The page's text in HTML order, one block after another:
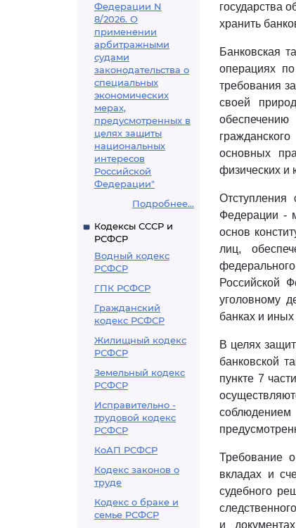
Федерации N
8/2026. О
применении
арбитражными
судами
законодательства о
специальных
экономических
мерах,
предусмотренных в
целях защиты
национальных
интересов
Российской
Федерации"
Подробнее...
Кодексы СССР и
РСФСР
Водный кодекс
РСФСР
ГПК РСФСР
Гражданский
кодекс РСФСР
Жилищный кодекс
РСФСР
Земельный кодекс
РСФСР
Исправительно -
трудовой кодекс
РСФСР
КоАП РСФСР
Кодекс законов о
труде
Кодекс о браке и
семье РСФСР
государства
хранить
Банковская
операциях
требования
своей
основных
физических и
Федерации -
основ
лиц,
Российской
уголовному
банках и
В целях
банковской
пункте 7
Требование
вкладах и
судебного
и